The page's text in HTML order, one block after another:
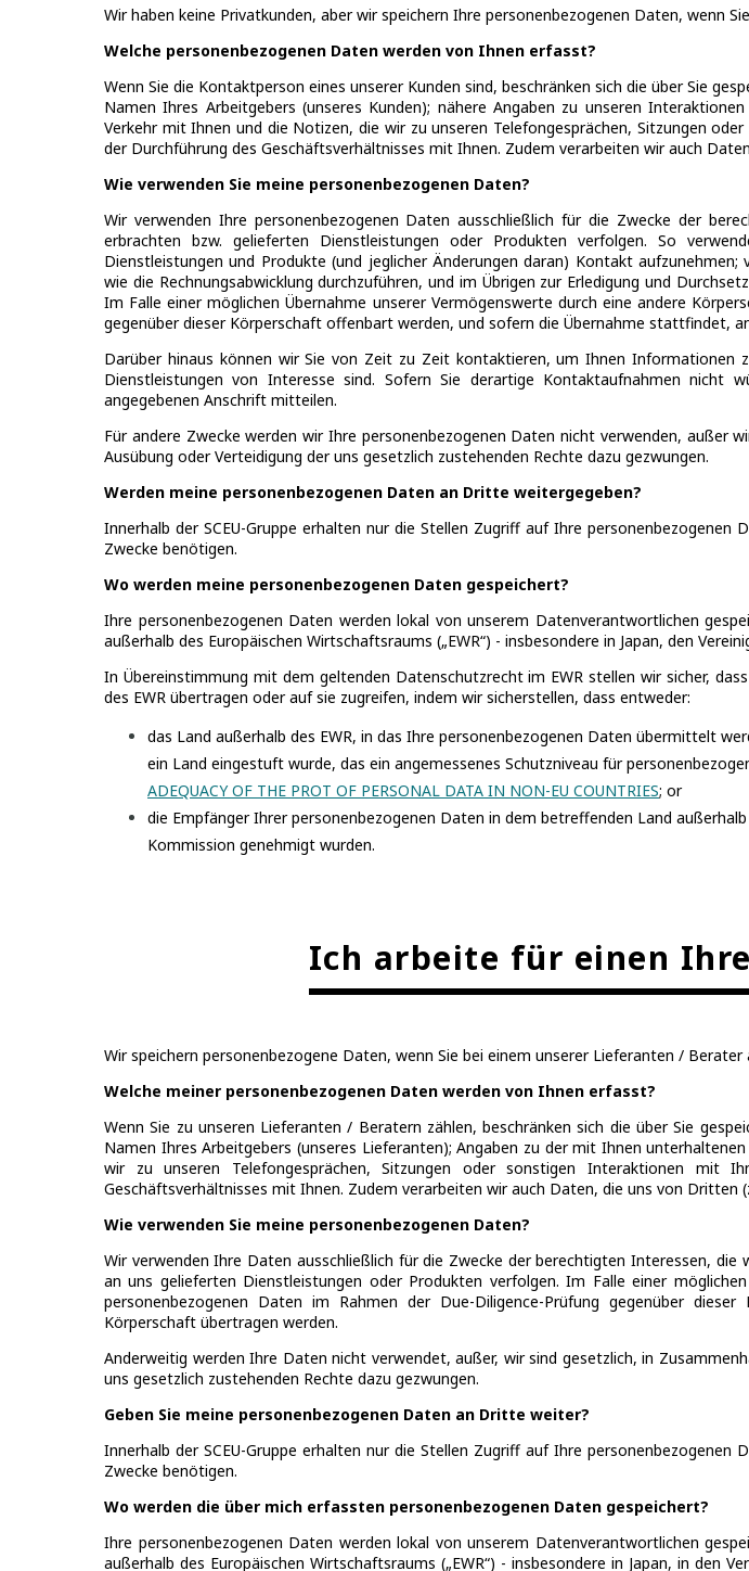
Wir haben keine Privatkunden, aber wir speichern Ihre personenbezogenen Daten, wenn
Welche personenbezogenen Daten werden von Ihnen erfasst?
Wenn Sie die Kontaktperson eines unserer Kunden sind, beschränken sich die über Sie
Namen Ihres Arbeitgebers (unseres Kunden); nähere Angaben zu unseren
Verkehr mit Ihnen und die Notizen, die wir zu unseren Telefongesprächen, Sitzungen
der Durchführung des Geschäftsverhältnisses mit Ihnen. Zudem verarbeiten wir auch
Wie verwenden Sie meine personenbezogenen Daten?
Wir verwenden Ihre personenbezogenen Daten ausschließlich für die Zwecke der
erbrachten bzw. gelieferten Dienstleistungen oder Produkten verfolgen. So
Dienstleistungen und Produkte (und jeglicher Änderungen daran) Kontakt
wie die Rechnungsabwicklung durchzuführen, und im Übrigen zur Erledigung und
Im Falle einer möglichen Übernahme unserer Vermögenswerte durch eine andere
gegenüber dieser Körperschaft offenbart werden, und sofern die Übernahme stattfindet,
Darüber hinaus können wir Sie von Zeit zu Zeit kontaktieren, um Ihnen Informationen
Dienstleistungen von Interesse sind. Sofern Sie derartige Kontaktaufnahmen nicht
angegebenen Anschrift mitteilen.
Für andere Zwecke werden wir Ihre personenbezogenen Daten nicht verwenden, außer
Ausübung oder Verteidigung der uns gesetzlich zustehenden Rechte dazu gezwungen.
Werden meine personenbezogenen Daten an Dritte weitergegeben?
Innerhalb der SCEU-Gruppe erhalten nur die Stellen Zugriff auf Ihre
Zwecke benötigen.
Wo werden meine personenbezogenen Daten gespeichert?
Ihre personenbezogenen Daten werden lokal von unserem Datenverantwortlichen
außerhalb des Europäischen Wirtschaftsraums („EWR“) - insbesondere in Japan, den
In Übereinstimmung mit dem geltenden Datenschutzrecht im EWR stellen wir sicher,
des EWR übertragen oder auf sie zugreifen, indem wir sicherstellen, dass entweder:
das Land außerhalb des EWR, in das Ihre personenbezogenen Daten übermittelt
ein Land eingestuft wurde, das ein angemessenes Schutzniveau für
ADEQUACY OF THE PROT OF PERSONAL DATA IN NON-EU COUNTRIES; or
die Empfänger Ihrer personenbezogenen Daten in dem betreffenden Land
Kommission genehmigt wurden.
Ich arbeite für einen
Wir speichern personenbezogene Daten, wenn Sie bei einem unserer Lieferanten /
Welche meiner personenbezogenen Daten werden von Ihnen erfasst?
Wenn Sie zu unseren Lieferanten / Beratern zählen, beschränken sich die über Sie
Namen Ihres Arbeitgebers (unseres Lieferanten); Angaben zu der mit Ihnen
wir zu unseren Telefongesprächen, Sitzungen oder sonstigen Interaktionen mit
Geschäftsverhältnisses mit Ihnen. Zudem verarbeiten wir auch Daten, die uns von
Wie verwenden Sie meine personenbezogenen Daten?
Wir verwenden Ihre Daten ausschließlich für die Zwecke der berechtigten Interessen,
an uns gelieferten Dienstleistungen oder Produkten verfolgen. Im Falle einer
personenbezogenen Daten im Rahmen der Due-Diligence-Prüfung gegenüber
Körperschaft übertragen werden.
Anderweitig werden Ihre Daten nicht verwendet, außer, wir sind gesetzlich, in
uns gesetzlich zustehenden Rechte dazu gezwungen.
Geben Sie meine personenbezogenen Daten an Dritte weiter?
Innerhalb der SCEU-Gruppe erhalten nur die Stellen Zugriff auf Ihre
Zwecke benötigen.
Wo werden die über mich erfassten personenbezogenen Daten gespeichert?
Ihre personenbezogenen Daten werden lokal von unserem Datenverantwortlichen
außerhalb des Europäischen Wirtschaftsraums („EWR“) - insbesondere in Japan, in den